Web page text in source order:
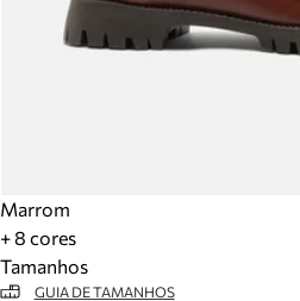
Marrom
+ 8 cores
Tamanhos
GUIA DE TAMANHOS